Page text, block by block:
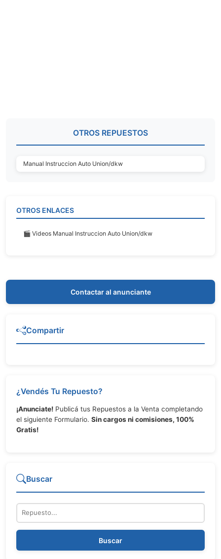
OTROS REPUESTOS
Manual Instruccion Auto Union/dkw
OTROS ENLACES
🎬 Videos Manual Instruccion Auto Union/dkw
Contactar al anunciante
Compartir
¿Vendés Tu Repuesto?
¡Anunciate! Publicá tus Repuestos a la Venta completando
el siguiente Formulario. Sin cargos ni comisiones, 100%
Gratis!
Buscar
Repuesto
Buscar